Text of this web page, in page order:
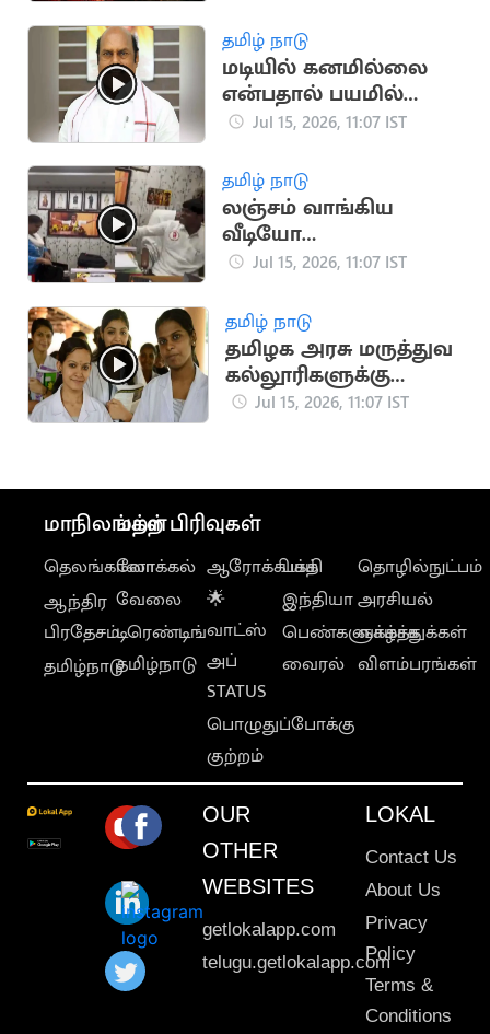
தமிழ் நாடு
மடியில் கனமில்லை
என்பதால் பயமில்லை:
அமைச்சர் எ.வ.வேலு
Jul 15, 2026, 11:07 IST
தமிழ் நாடு
லஞ்சம் வாங்கிய
வீடியோ
வெளியானதால்
வீராசாமி நீக்கம்
Jul 15, 2026, 11:07 IST
தமிழ் நாடு
தமிழக அரசு மருத்துவ
கல்லூரிகளுக்கு
கூடுதலாக 150 இடங்கள்
Jul 15, 2026, 11:07 IST
மாநிலங்கள்
தெலங்கானா
ஆந்திர
பிரதேசம்
தமிழ்நாடு
மற்ற பிரிவுகள்
லோக்கல்
வேலை
டிரெண்டிங்
தமிழ்நாடு
ஆரோக்கியம்
🌟
வாட்ஸ்
அப்
STATUS
பொழுதுப்போக்கு
குற்றம்
பக்தி
இந்தியா
பெண்களுக்காக
வைரல்
தொழில்நுட்பம்
அரசியல்
வாழ்த்துக்கள்
விளம்பரங்கள்
OUR
OTHER
WEBSITES
getlokalapp.com
telugu.getlokalapp.com
LOKAL
Contact Us
About Us
Privacy
Policy
Terms &
Conditions